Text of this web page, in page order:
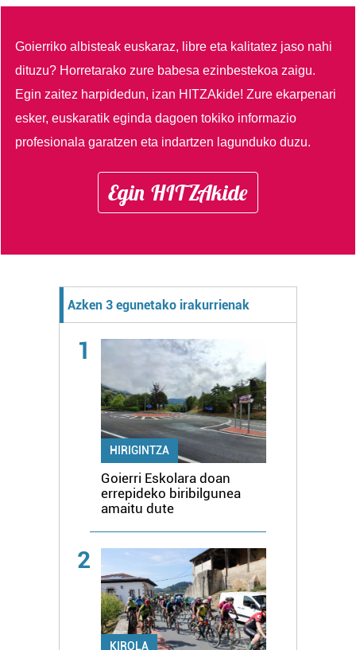
Goierriko albisteak euskaraz, libre eta kalitatez jaso nahi
dituzu? Horretarako zure babesa ezinbestekoa zaigu.
Egin zaitez harpidedun, izan HITZAkide!Zure ekarpenari
esker, euskaratik eginda dagoen tokiko informazio
profesionala garatzen eta indartzen lagunduko duzu.
Egin HITZAkide
Azken 3 egunetako irakurrienak
1
HIRIGINTZA
Goierri Eskolara doan
errepideko biribilgunea
amaitu dute
2
KIROLA